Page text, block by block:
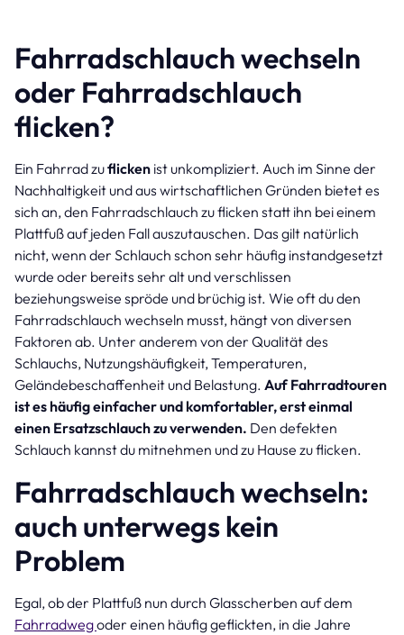
Fahrradschlauch wechseln
oder Fahrradschlauch
flicken?
Ein Fahrrad zuflicken ist unkompliziert. Auch im Sinne der
Nachhaltigkeit und aus wirtschaftlichen Gründen bietet es
sich an, den Fahrradschlauch zu flicken statt ihn bei einem
Plattfuß auf jeden Fall auszutauschen. Das gilt natürlich
nicht, wenn der Schlauch schon sehr häufig instandgesetzt
wurde oder bereits sehr alt und verschlissen
beziehungsweise spröde und brüchig ist. Wie oft du den
Fahrradschlauch wechseln musst, hängt von diversen
Faktoren ab. Unter anderem von der Qualität des
Schlauchs, Nutzungshäufigkeit, Temperaturen,
Geländebeschaffenheit und Belastung. Auf Fahrradtouren
ist es häufig einfacher und komfortabler, erst einmal
einen Ersatzschlauch zu verwenden. Den defekten
Schlauch kannst du mitnehmen und zu Hause zu flicken.
Fahrradschlauch wechseln:
auch unterwegs kein
Problem
Egal, ob der Plattfuß nun durch Glasscherben auf dem
Fahrradwegoder einen häufig geflickten, in die Jahre